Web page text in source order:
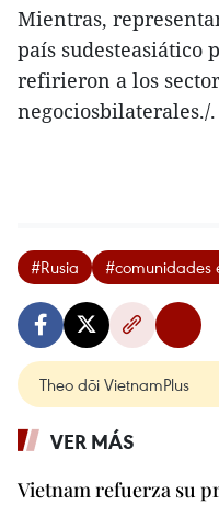
Mientras,
país sudesteasiático
refirieron a los
negociosbilaterales./.
#Rusia #comunidades
Theo dõi VietnamPlus
VER MÁS
Vietnam refuerza su